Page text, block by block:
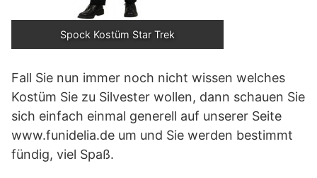
Spock Kostüm Star Trek
Fall Sie nun immer noch nicht wissen welches
Kostüm Sie zu Silvester wollen, dann schauen Sie
sich einfach einmal generell auf unserer Seite
www.funidelia.de um und Sie werden bestimmt
fündig, viel Spaß.